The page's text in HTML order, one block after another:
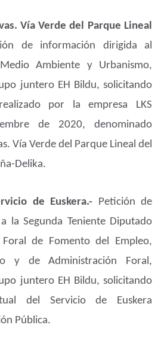
Vía Verde del Parque Lineal
de información dirigida al
Ambiente y Urbanismo,
juntero EH Bildu, solicitando
por la empresa LKS
de 2020, denominado
Vía Verde del Parque Lineal del
Delika.
de Euskera.- Petición de
la Segunda Teniente Diputado
de Fomento del Empleo,
y de Administración Foral,
juntero EH Bildu, solicitando
del Servicio de Euskera
Pública.